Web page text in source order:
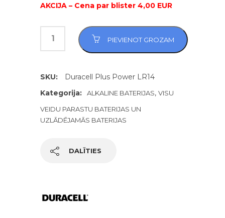
AKCIJA – Cena par blister 4,00 EUR
PIEVIENOT GROZAM
SKU:
Duracell Plus Power LR14
Kategorija:
ALKALINE BATERIJAS, VISU
VEIDU PARASTU BATERIJAS UN
UZLĀDĒJAMĀS BATERIJAS
DALĪTIES